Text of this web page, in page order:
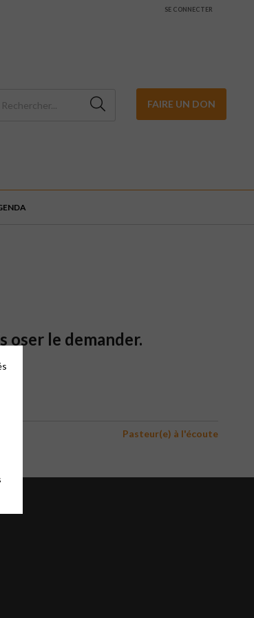
SE CONNECTER
FAIRE UN DON
oser le demander.
Pasteur(e) à l'écoute